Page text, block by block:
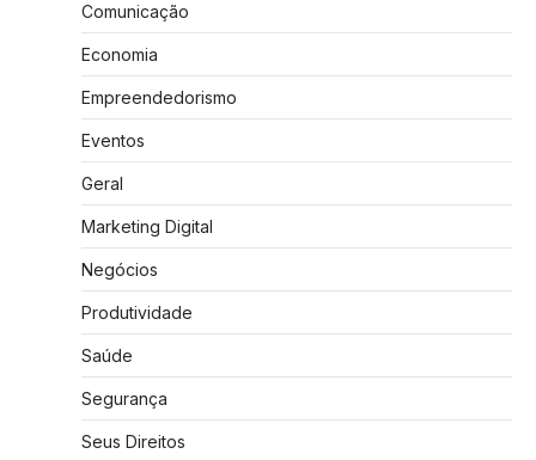
Comunicação
Economia
Empreendedorismo
Eventos
Geral
Marketing Digital
Negócios
Produtividade
Saúde
Segurança
Seus Direitos